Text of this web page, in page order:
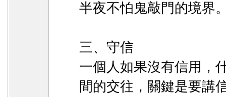
半夜不怕鬼敲門的境界
三、守信
一個人如果沒有信用，
間的交往，關鍵是要講